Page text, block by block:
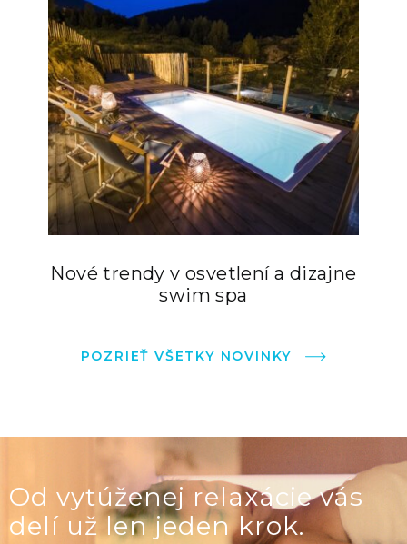
Nové trendy v osvetlení a dizajne
swim spa
POZRIEŤ VŠETKY NOVINKY
Od vytúženej relaxácie vás
delí už len jeden krok.